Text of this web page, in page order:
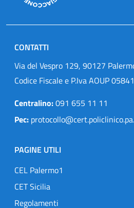
CONTATTI
Via del Vespro 129, 90127
Codice Fiscale e P.Iva AOUP
Centralino:091 655 11 11
Pec:
PAGINE UTILI
CEL Palermo1
CET Sicilia
Regolamenti